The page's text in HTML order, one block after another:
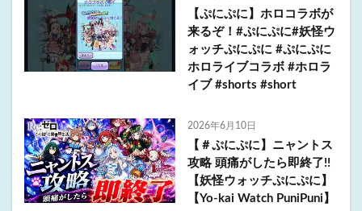
【ぷにぷに】ホロコラボが
来るぞ！#ぷにぷに#妖怪ウ
ォッチぷにぷに #ぷにぷに
ホロライブコラボ #ホロラ
イブ #shorts #short
2026年6月10日
【＃ぷにぷに】ニャントス
攻略 頭痛がしたら即終了!!
【妖怪ウォッチぷにぷに】
【Yo-kai Watch PuniPuni】